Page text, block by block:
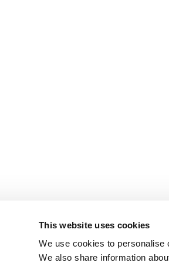
This website uses cookies
We use cookies to personalise
We also share information